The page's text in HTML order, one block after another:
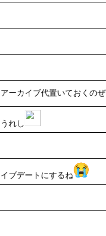
ーカイブ代置いておくのぜ
れし
ブデートにするね